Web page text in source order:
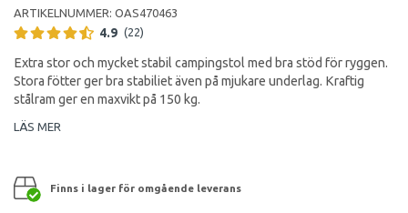
ARTIKELNUMMER: OAS470463
4.9 (22)
Extra stor och mycket stabil campingstol med bra stöd för ryggen.
Stora fötter ger bra stabiliet även på mjukare underlag. Kraftig
stålram ger en maxvikt på 150 kg.
LÄS MER
Finns i lager för omgående leverans